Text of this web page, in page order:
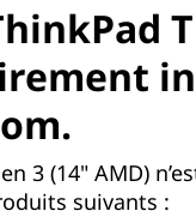
et de
3 (14" AMD)
suivants :